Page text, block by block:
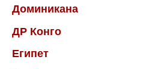
Доминикана
ДР Конго
Египет